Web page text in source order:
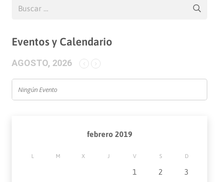
Eventos y Calendario
AGOSTO, 2026
Ningún Evento
febrero 2019
L M X J V S D
1 2
3